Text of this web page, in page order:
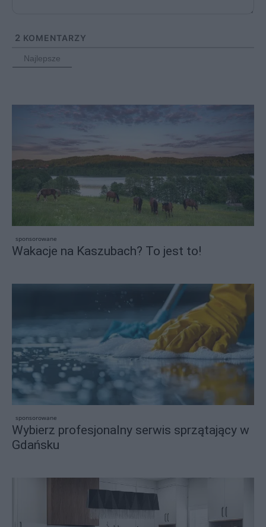
2 KOMENTARZY
Najlepsze
sponsorowane
Wakacje na Kaszubach? To jest to!
sponsorowane
Wybierz profesjonalny serwis sprzątający w
Gdańsku